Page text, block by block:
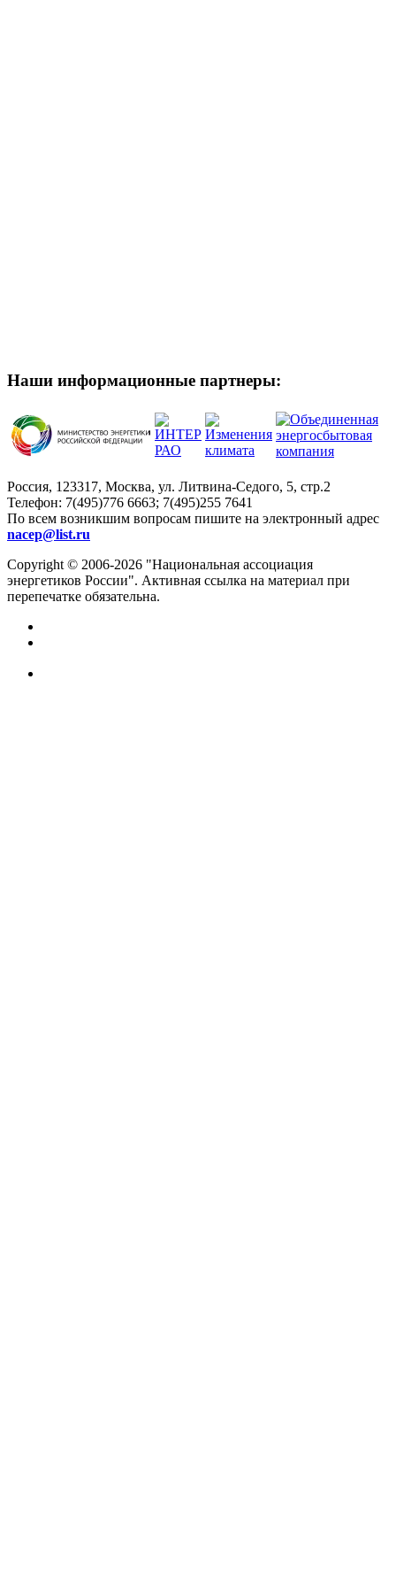
Наши информационные партнеры:
Россия, 123317, Москва, ул. Литвина-Седого, 5, стр.2
Телефон: 7(495)776 6663; 7(495)255 7641
По всем возникшим вопросам пишите на электронный адрес
nacep@list.ru
Copyright © 2006-2026 "Национальная ассоциация
энергетиков России". Активная ссылка на материал при
перепечатке обязательна.